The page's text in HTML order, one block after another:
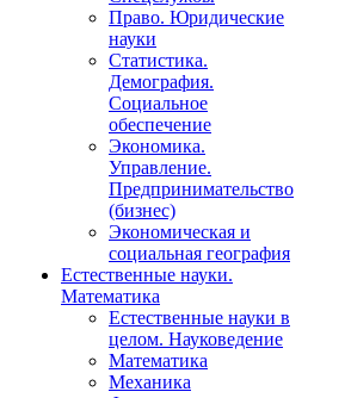
Право. Юридические
науки
Статистика.
Демография.
Социальное
обеспечение
Экономика.
Управление.
Предпринимательство
(бизнес)
Экономическая и
социальная география
Естественные науки.
Математика
Естественные науки в
целом. Науковедение
Математика
Механика